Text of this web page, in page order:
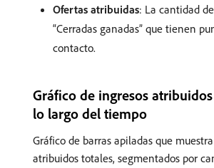
Ofertas atribuidas: La cantidad
“Cerradas ganadas” que tienen
contacto.
Gráfico de ingresos
lo largo del tiempo
Gráfico de barras apiladas que
atribuidos totales, segmentados por